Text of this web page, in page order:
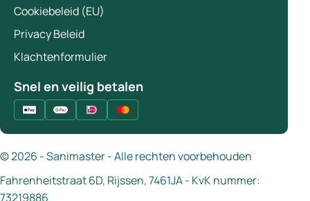
Cookiebeleid (EU)
Privacy Beleid
Klachtenformulier
Snel en veilig betalen
© 2026 - Sanimaster - Alle rechten voorbehouden
Fahrenheitstraat 6D, Rijssen, 7461JA - KvK nummer:
73219886